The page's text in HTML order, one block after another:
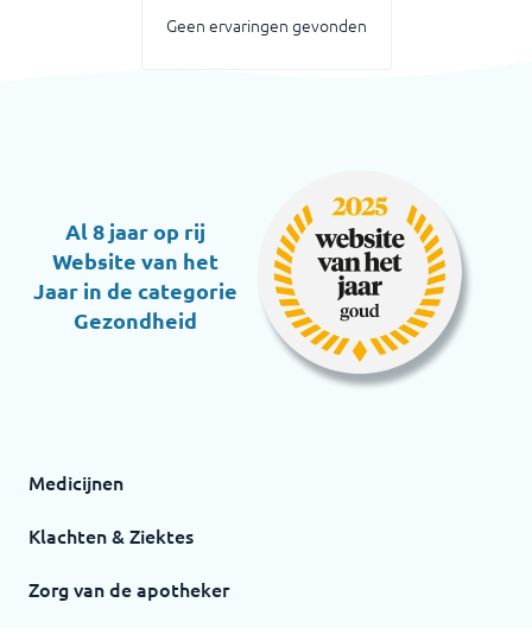
Geen ervaringen gevonden
Al 8 jaar op rij
Website van het
Jaar in de categorie
Gezondheid
Medicijnen
Klachten & Ziektes
Zorg van de apotheker